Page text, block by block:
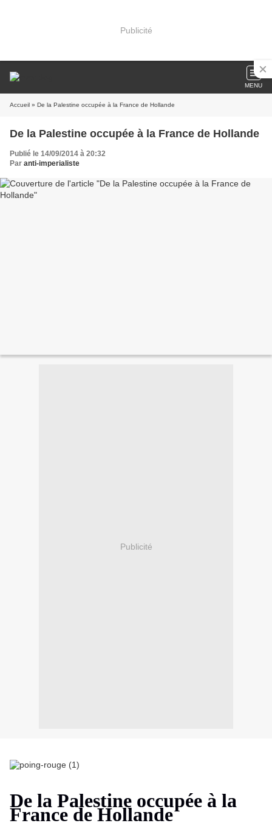
Publicité
MENU
Accueil » De la Palestine occupée à la France de Hollande
De la Palestine occupée à la France de Hollande
Publié le 14/09/2014 à 20:32
Par anti-imperialiste
Publicité
De la Palestine occupée à la
France de Hollande